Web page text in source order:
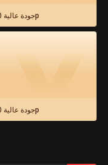
الحلقة 62 - الأب الخارق الفيلم كامل
جميع الحلقات
جودة عالية 1080p
جودة عالية 1080p